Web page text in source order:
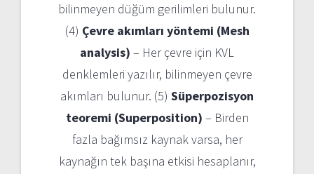
bilinmeyen düğüm gerilimleri bulunur.
(4) Çevre akımları yöntemi (Mesh
analysis) – Her çevre için KVL
denklemleri yazılır, bilinmeyen çevre
akımları bulunur. (5) Süperpozisyon
teoremi (Superposition) – Birden
fazla bağımsız kaynak varsa, her
kaynağın tek başına etkisi hesaplanır,